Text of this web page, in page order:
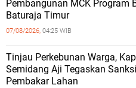
Pembangunan MCK Program
Baturaja Timur
07/08/2026, 04:25 WIB
Tinjau Perkebunan Warga,
Semidang Aji Tegaskan
Pembakar Lahan